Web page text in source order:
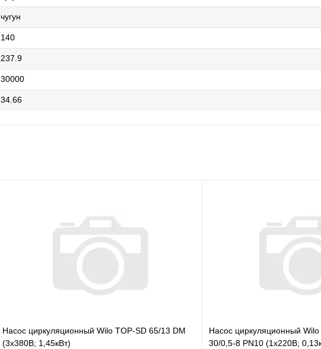
чугун
140
237.9
30000
34.66
Насос циркуляционный Wilo TOP-SD 65/13 DM
(3х380В; 1,45кВт)
Насос циркуляционный
30/0,5-8 PN10 (1х220В;